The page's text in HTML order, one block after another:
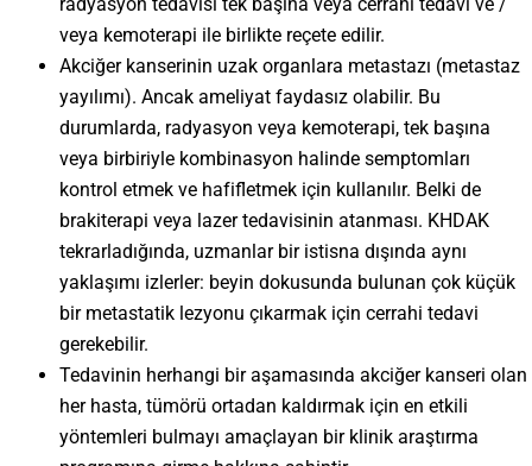
radyasyon tedavisi tek başına veya cerrahi tedavi ve /
veya kemoterapi ile birlikte reçete edilir.
Akciğer kanserinin uzak organlara metastazı (metastaz
yayılımı). Ancak ameliyat faydasız olabilir. Bu
durumlarda, radyasyon veya kemoterapi, tek başına
veya birbiriyle kombinasyon halinde semptomları
kontrol etmek ve hafifletmek için kullanılır. Belki de
brakiterapi veya lazer tedavisinin atanması. KHDAK
tekrarladığında, uzmanlar bir istisna dışında aynı
yaklaşımı izlerler: beyin dokusunda bulunan çok küçük
bir metastatik lezyonu çıkarmak için cerrahi tedavi
gerekebilir.
Tedavinin herhangi bir aşamasında akciğer kanseri olan
her hasta, tümörü ortadan kaldırmak için en etkili
yöntemleri bulmayı amaçlayan bir klinik araştırma